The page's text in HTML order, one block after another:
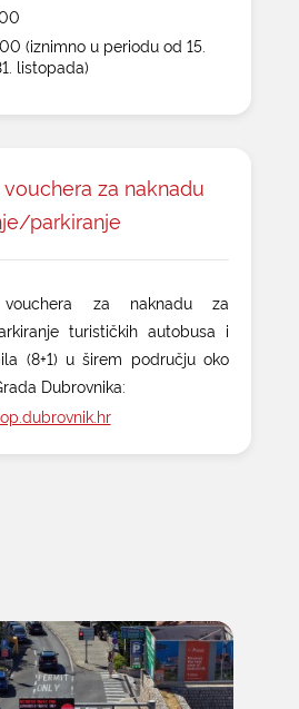
(iznimno u periodu od 15.
listopada)
za naknadu
parkiranje
za naknadu za
turističkih autobusa i
(8+1) u širem području oko
Dubrovnika: